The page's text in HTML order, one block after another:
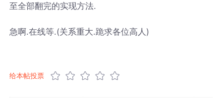
至全部翻完的实现方法.
急啊.在线等.(关系重大.跪求各位高人)
给本帖投票